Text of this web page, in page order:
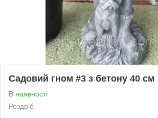
Садовий гном #3 з бетону 40 см
В наявності
Роздріб